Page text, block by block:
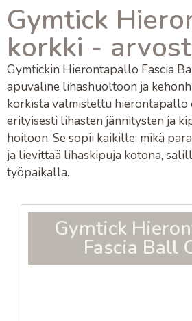
Gymtick
korkki -
Gymtickin Hierontapallo Fascia
apuväline lihashuoltoon ja
korkista valmistettu hierontapallo
erityisesti lihasten jännitysten ja
hoitoon. Se sopii kaikille, mikä
ja lievittää lihaskipuja kotona,
työpaikalla.
Gymtick
Fascia Ball